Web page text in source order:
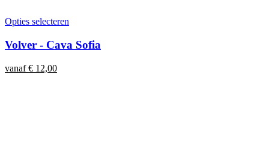
Opties selecteren
Volver - Cava Sofia
vanaf€ 12,00